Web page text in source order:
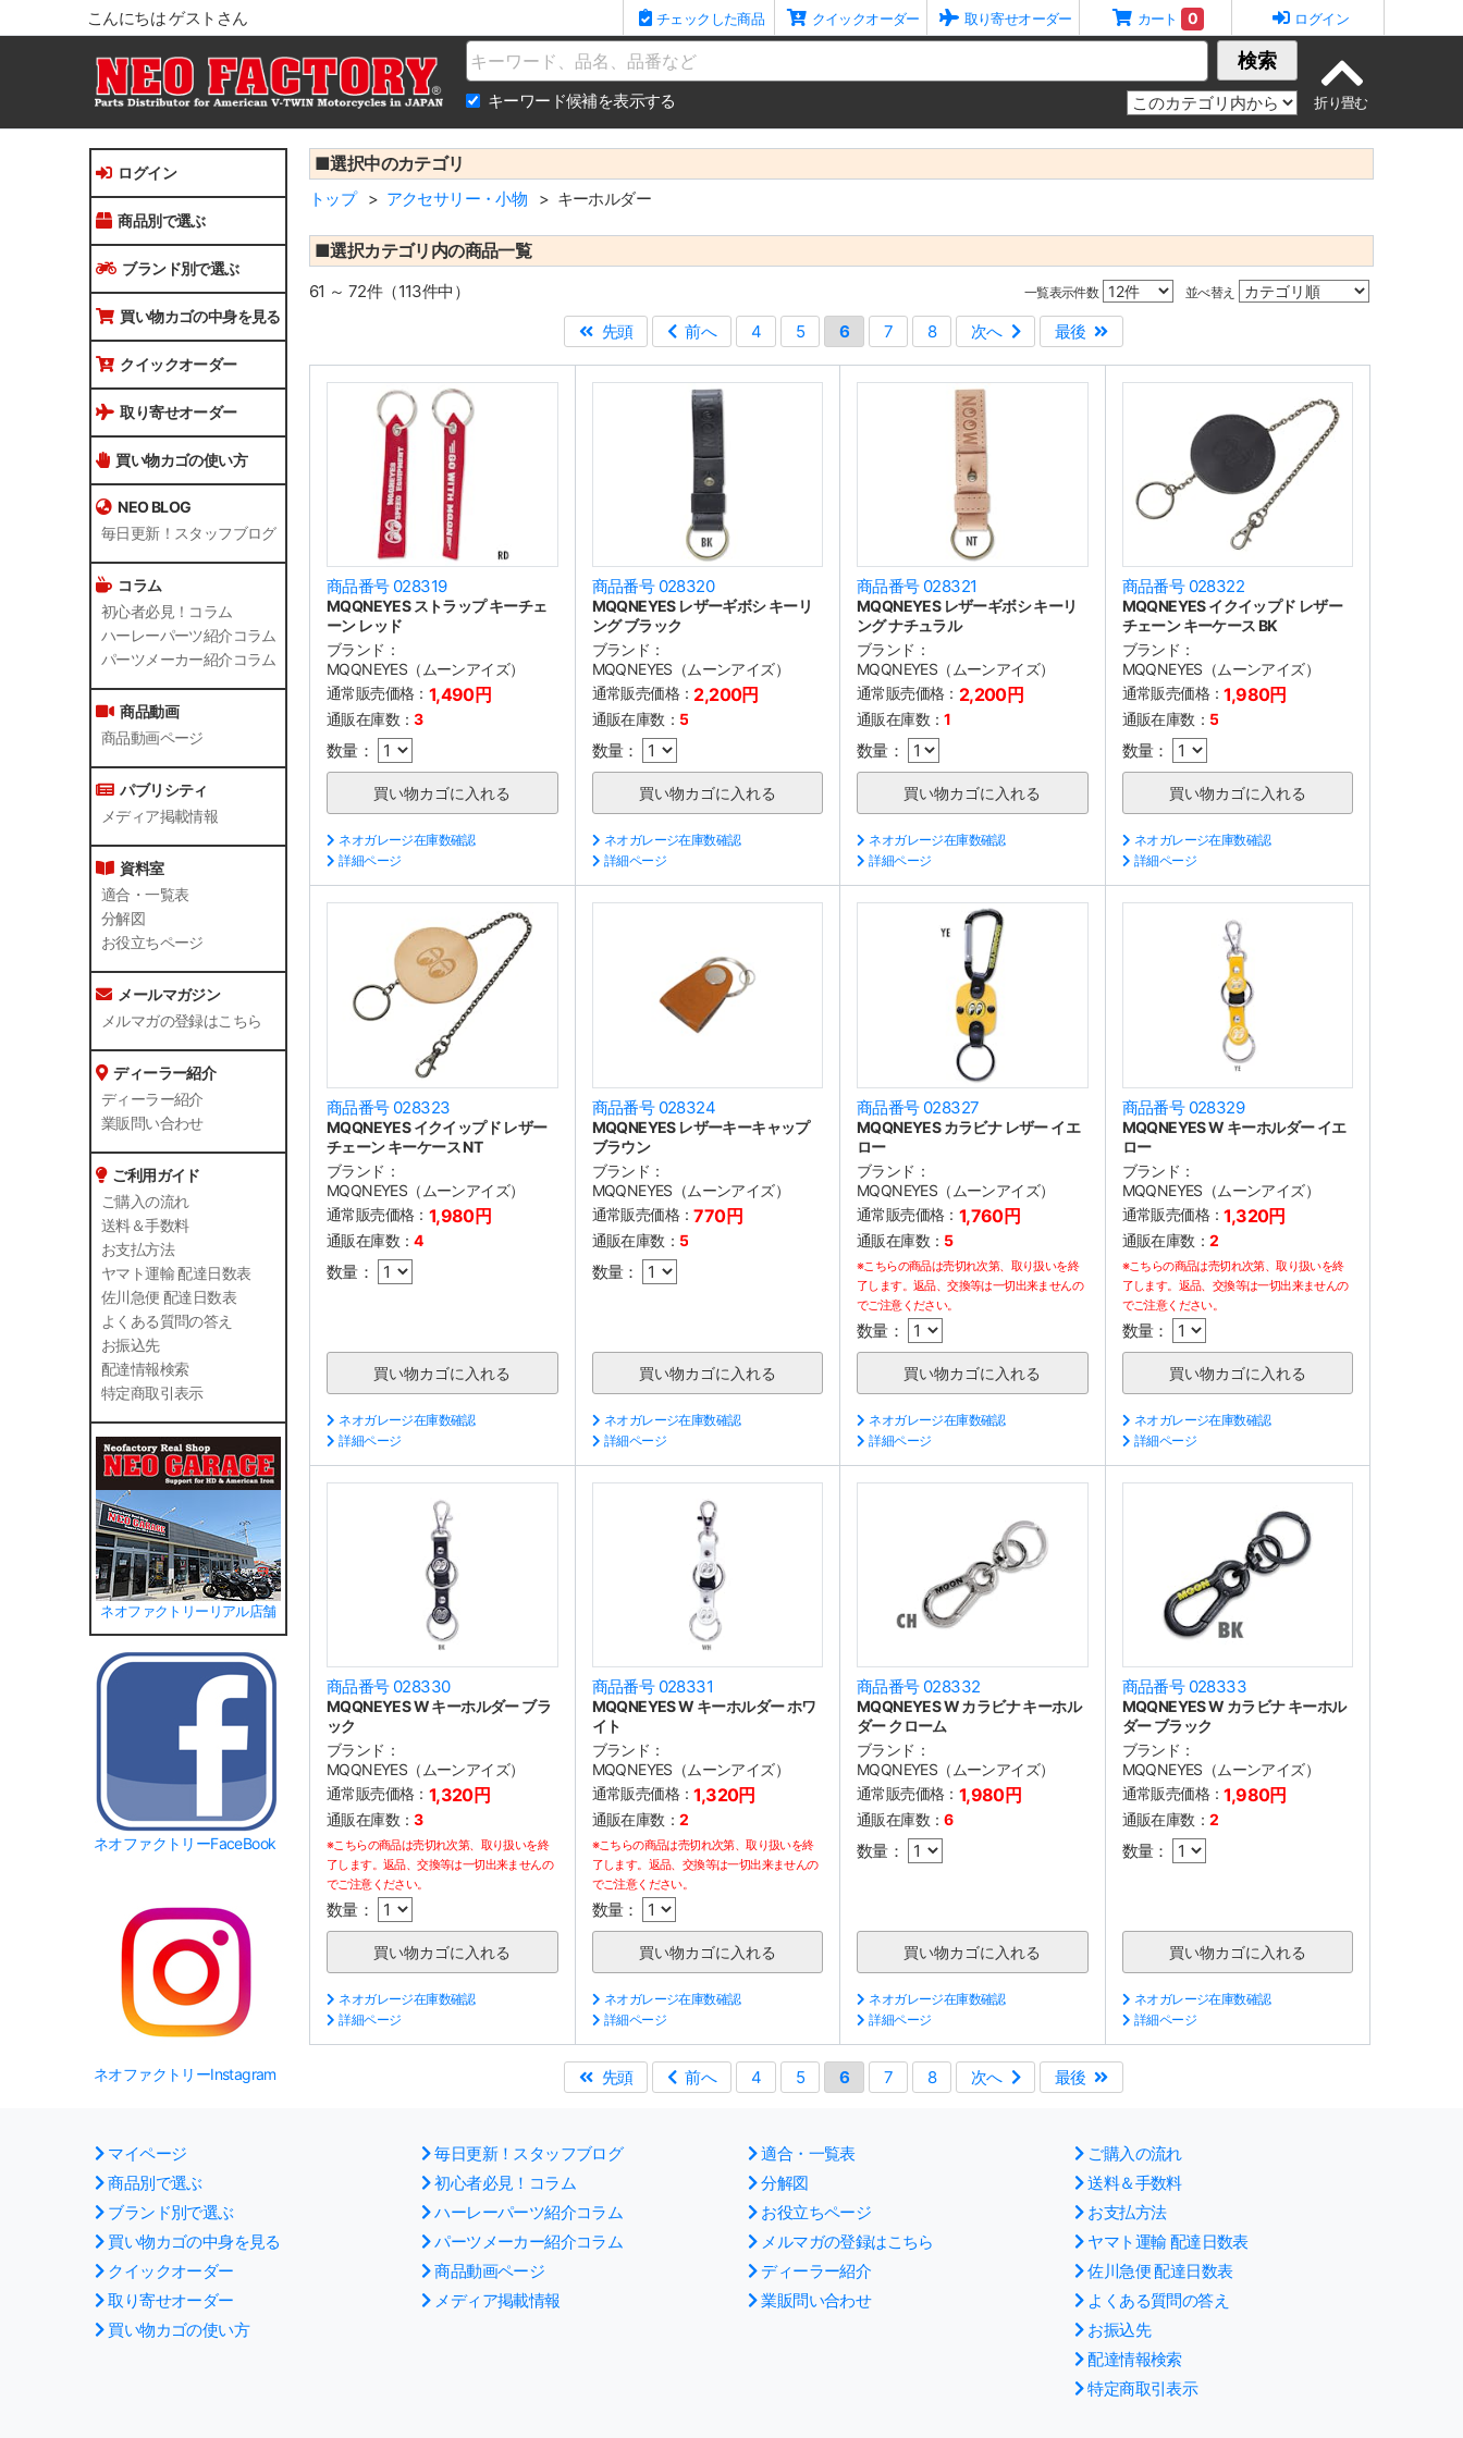
こんにちは ゲストさん チェックした商品 クイックオーダー 取り寄せオーダー カート 0 ログイン
Name 検索
キーワード候補を表示する
ログイン
商品別で選ぶ
ブランド別で選ぶ
買い物カゴの中身を見る
クイックオーダー
取り寄せオーダー
買い物カゴの使い方
NEO BLOG
毎日更新！スタッフブログ
コラム
初心者必見！コラム
ハーレーパーツ紹介コラム
パーツメーカー紹介コラム
商品動画
商品動画ページ
パブリシティ
メディア掲載情報
資料室
適合・一覧表
分解図
お役立ちページ
メールマガジン
メルマガの登録はこちら
ディーラー紹介
ディーラー紹介
業販問い合わせ
ご利用ガイド
ご購入の流れ
送料＆手数料
お支払方法
ヤマト運輸 配達日数表
佐川急便 配達日数表
よくある質問の答え
お振込先
配達情報検索
特定商取引表示
ネオファクトリーリアル店舗
ネオファクトリーFaceBook
ネオファクトリーInstagram
■選択中のカテゴリ
トップ アクセサリー・小物 キーホルダー
■選択カテゴリ内の商品一覧
一覧表示件数 並べ替え
61 ～ 72件（113件中）
先頭
前へ 4 5 6 7 8 次へ 最後
商品番号 028319
MQQNEYES ストラップ キーチェ
ーン レッド
ブランド：
MQQNEYES（ムーンアイズ）
通常販売価格： 1,490円
通販在庫数：3
数量：
ネオガレージ在庫数確認
詳細ページ
商品番号 028320
MQQNEYES レザーギボシ キーリ
ング ブラック
ブランド：
MQQNEYES（ムーンアイズ）
通常販売価格： 2,200円
通販在庫数： 5
数量：
ネオガレージ在庫数確認
詳細ページ
商品番号 028321
MQQNEYES レザーギボシ キーリ
ング ナチュラル
ブランド：
MQQNEYES（ムーンアイズ）
通常販売価格： 2,200円
通販在庫数：1
数量：
ネオガレージ在庫数確認
詳細ページ
商品番号 028322
MQQNEYES イクイップド レザー
チェーン キーケース BK
ブランド：
MQQNEYES（ムーンアイズ）
通常販売価格：1,980円
通販在庫数： 5
数量：
ネオガレージ在庫数確認
詳細ページ
商品番号 028323
MQQNEYES イクイップド レザー
チェーン キーケース NT
ブランド：
MQQNEYES（ムーンアイズ）
通常販売価格： 1,980円
通販在庫数：4
数量：
ネオガレージ在庫数確認
詳細ページ
商品番号 028324
MQQNEYES レザーキーキャップ
ブラウン
ブランド：
MQQNEYES（ムーンアイズ）
通常販売価格：770円
通販在庫数： 5
数量：
ネオガレージ在庫数確認
詳細ページ
商品番号 028327
MQQNEYES カラビナ レザー イエ
ロー
ブランド：
MQQNEYES（ムーンアイズ）
通常販売価格： 1,760円
通販在庫数： 5
※こちらの商品は売切れ次第、取り扱いを終
了します。返品、交換等は一切出来ませんの
でご注意ください。
数量：
ネオガレージ在庫数確認
詳細ページ
商品番号 028329
MQQNEYES W キーホルダー イエ
ロー
ブランド：
MQQNEYES（ムーンアイズ）
通常販売価格：1,320円
通販在庫数： 2
※こちらの商品は売切れ次第、取り扱いを終
了します。返品、交換等は一切出来ませんの
でご注意ください。
数量：
ネオガレージ在庫数確認
詳細ページ
商品番号 028330
MQQNEYES W キーホルダー ブラ
ック
ブランド：
MQQNEYES（ムーンアイズ）
通常販売価格： 1,320円
通販在庫数：3
※こちらの商品は売切れ次第、取り扱いを終
了します。返品、交換等は一切出来ませんの
でご注意ください。
数量：
ネオガレージ在庫数確認
詳細ページ
商品番号 028331
MQQNEYES W キーホルダー ホワ
イト
ブランド：
MQQNEYES（ムーンアイズ）
通常販売価格：1,320円
通販在庫数： 2
※こちらの商品は売切れ次第、取り扱いを終
了します。返品、交換等は一切出来ませんの
でご注意ください。
数量：
ネオガレージ在庫数確認
詳細ページ
商品番号 028332
MQQNEYES W カラビナ キーホル
ダー クローム
ブランド：
MQQNEYES（ムーンアイズ）
通常販売価格： 1,980円
通販在庫数：6
数量：
ネオガレージ在庫数確認
詳細ページ
商品番号 028333
MQQNEYES W カラビナ キーホル
ダー ブラック
ブランド：
MQQNEYES（ムーンアイズ）
通常販売価格：1,980円
通販在庫数： 2
数量：
ネオガレージ在庫数確認
詳細ページ
先頭 前へ 4 5 6 7 8 次へ 最後
マイページ
商品別で選ぶ
ブランド別で選ぶ
買い物カゴの中身を見る
クイックオーダー
取り寄せオーダー
買い物カゴの使い方
毎日更新！スタッフブログ
初心者必見！コラム
ハーレーパーツ紹介コラム
パーツメーカー紹介コラム
商品動画ページ
メディア掲載情報
適合・一覧表
分解図
お役立ちページ
メルマガの登録はこちら
ディーラー紹介
業販問い合わせ
ご購入の流れ
送料＆手数料
お支払方法
ヤマト運輸 配達日数表
佐川急便 配達日数表
よくある質問の答え
お振込先
配達情報検索
特定商取引表示